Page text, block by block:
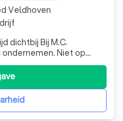
dichtbij Bij M.C.
Niet op
Wij zijn geen
terugkijkt, maar een
vooruitkijkt en
Veldhoven